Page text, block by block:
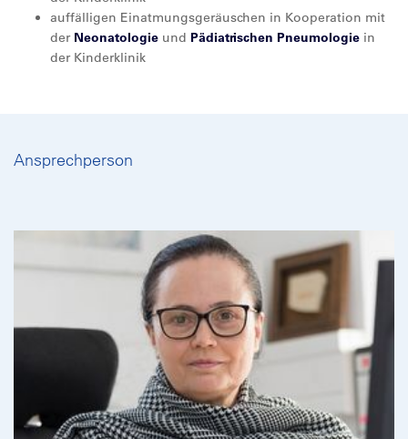
auffälligen Einatmungsgeräuschen in Kooperation mit
der Neonatologie und Pädiatrischen Pneumologie in
der Kinderklinik
Ansprechperson